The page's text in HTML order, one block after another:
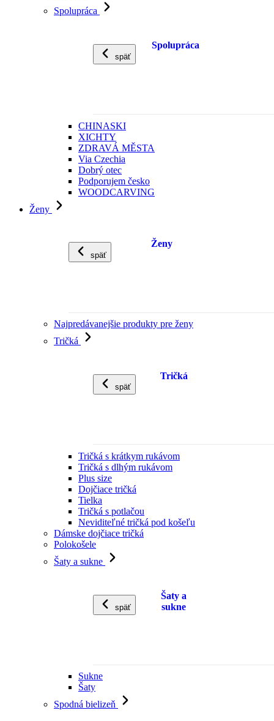
Spolupráca
späť
Spolupráca
CHINASKI
XICHTY
ZDRAVÁ MĚSTA
Via Czechia
Dobrý otec
Podporujem česko
WOODCARVING
Ženy
späť
Ženy
Najpredávanejšie produkty pre ženy
Tričká
späť
Tričká
Tričká s krátkym rukávom
Tričká s dlhým rukávom
Plus size
Dojčiace tričká
Tielka
Tričká s potlačou
Neviditeľné tričká pod košeľu
Dámske dojčiace tričká
Polokošele
Šaty a sukne
späť
Šaty a
sukne
Sukne
Šaty
Spodná bielizeň